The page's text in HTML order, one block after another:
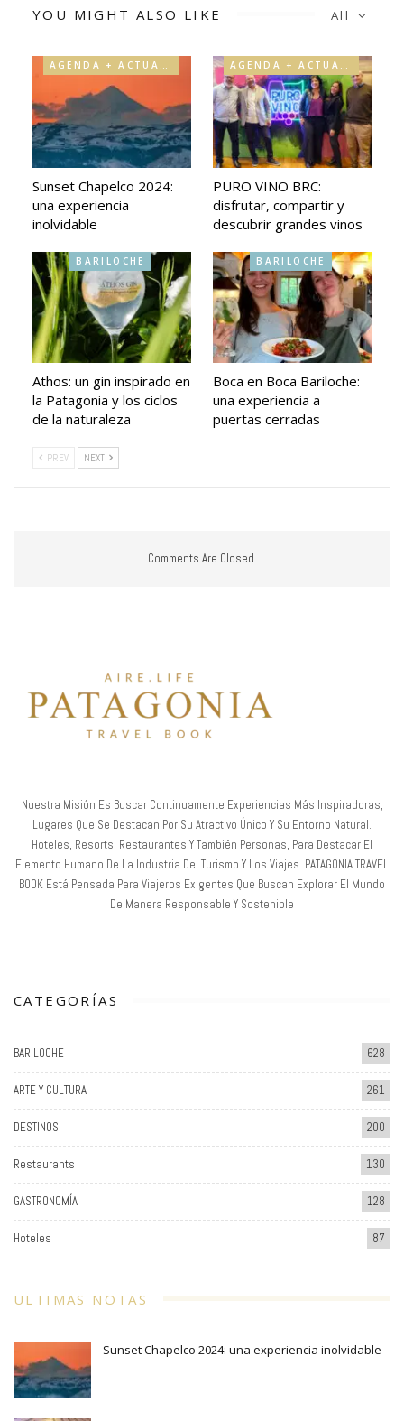
All
YOU MIGHT ALSO LIKE
AGENDA + ACTUALIDAD
Sunset Chapelco 2024:
una experiencia
inolvidable
AGENDA + ACTUALIDAD
PURO VINO BRC:
disfrutar, compartir y
descubrir grandes vinos
BARILOCHE
Athos: un gin inspirado en
la Patagonia y los ciclos
de la naturaleza
BARILOCHE
Boca en Boca Bariloche:
una experiencia a
puertas cerradas
PREV NEXT
Comments Are Closed.
Nuestra Misión Es Buscar Continuamente Experiencias Más Inspiradoras,
Lugares Que Se Destacan Por Su Atractivo Único Y Su Entorno Natural.
Hoteles, Resorts, Restaurantes Y También Personas, Para Destacar El
Elemento Humano De La Industria Del Turismo Y Los Viajes. PATAGONIA TRAVEL
BOOK Está Pensada Para Viajeros Exigentes Que Buscan Explorar El Mundo
De Manera Responsable Y Sostenible
CATEGORÍAS
BARILOCHE 628
ARTE Y CULTURA 261
DESTINOS 200
Restaurants 130
GASTRONOMÍA 128
Hoteles 87
ULTIMAS NOTAS
Sunset Chapelco 2024: una experiencia inolvidable